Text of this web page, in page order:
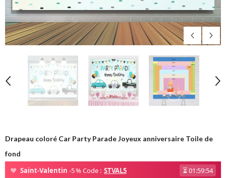
Drapeau coloré Car Party Parade Joyeux anniversaire Toile de
fond
❤ Saint-Valentin -5 % Code : STVAL5 ⏳01:59:53